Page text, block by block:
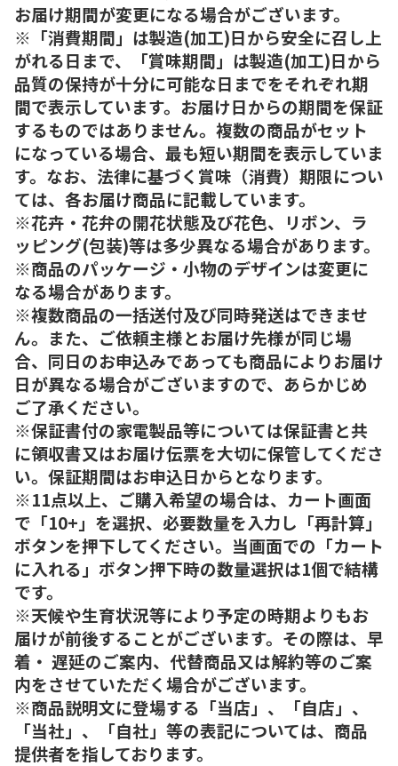
お届け期間が変更になる場合がございます。
※「消費期間」は製造(加工)日から安全に召し上
がれる日まで、「賞味期間」は製造(加工)日から
品質の保持が十分に可能な日までをそれぞれ期
間で表示しています。お届け日からの期間を保証
するものではありません。複数の商品がセット
になっている場合、最も短い期間を表示していま
す。なお、法律に基づく賞味（消費）期限につい
ては、各お届け商品に記載しています。
※花卉・花弁の開花状態及び花色、リボン、ラ
ッピング(包装)等は多少異なる場合があります。
※商品のパッケージ・小物のデザインは変更に
なる場合があります。
※複数商品の一括送付及び同時発送はできませ
ん。また、ご依頼主様とお届け先様が同じ場
合、同日のお申込みであっても商品によりお届け
日が異なる場合がございますので、あらかじめ
ご了承ください。
※保証書付の家電製品等については保証書と共
に領収書又はお届け伝票を大切に保管してくださ
い。保証期間はお申込日からとなります。
※11点以上、ご購入希望の場合は、カート画面
で「10+」を選択、必要数量を入力し「再計算」
ボタンを押下してください。当画面での「カート
に入れる」ボタン押下時の数量選択は1個で結構
です。
※天候や生育状況等により予定の時期よりもお
届けが前後することがございます。その際は、早
着・ 遅延のご案内、代替商品又は解約等のご案
内をさせていただく場合がございます。
※商品説明文に登場する「当店」、「自店」、
「当社」、「自社」等の表記については、商品
提供者を指しております。